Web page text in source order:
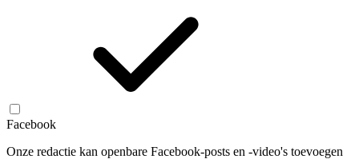
Facebook
Onze redactie kan openbare Facebook-posts en -video's toevoegen